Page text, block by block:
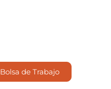
Bolsa de Trabajo